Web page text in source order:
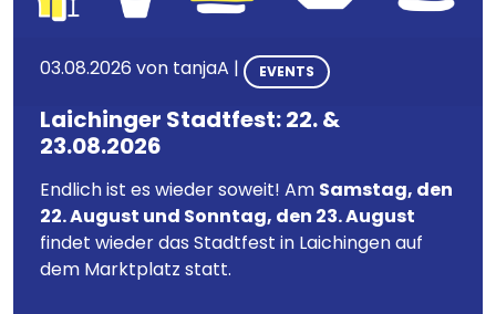
03.08.2026 von tanjaA | EVENTS
Laichinger Stadtfest: 22. &
23.08.2026
Endlich ist es wieder soweit! Am Samstag, den
22. August und Sonntag, den 23. August
findet wieder das Stadtfest in Laichingen auf
dem Marktplatz statt.